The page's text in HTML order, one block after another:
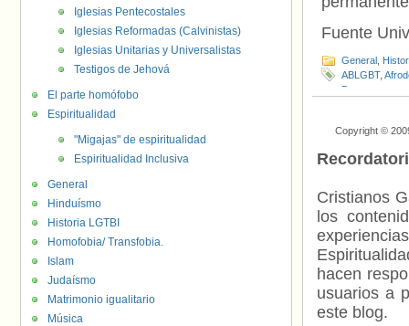
Fuente
General
ABLGBT,
Personas trans
Copyright ©
Cristianos
los
hacen
usuarios a
este blog.
Iglesias Pentecostales
Iglesias Reformadas (Calvinistas)
Iglesias Unitarias y Universalistas
Testigos de Jehová
El parte homófobo
Espiritualidad
"Migajas" de espiritualidad
Espiritualidad Inclusiva
General
Hinduísmo
Historia LGTBI
Homofobia/ Transfobia.
Islam
Judaísmo
Matrimonio igualitario
Música